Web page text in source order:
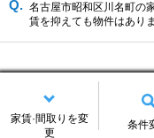
家賃·間取りを変
更
条件
名古屋市昭和区川名町の
賃を抑えても物件はあり
名古屋市昭和区川名町の賃貸